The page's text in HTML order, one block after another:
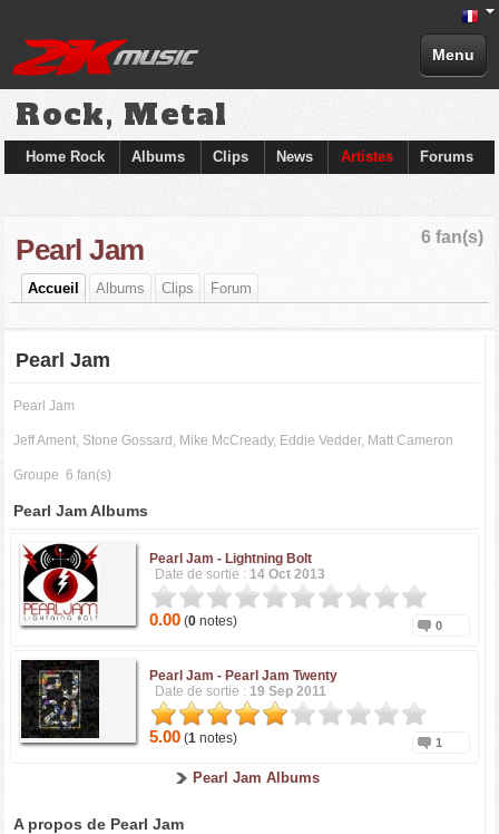
Menu
Rock, Metal
Home Rock Albums Clips News Artistes Forums
6 fan(s)
Pearl Jam
Accueil Albums Clips Forum
Pearl Jam
Pearl Jam
Jeff Ament, Stone Gossard, Mike McCready, Eddie Vedder, Matt Cameron
Groupe 6 fan(s)
Pearl Jam Albums
Pearl Jam - Lightning Bolt
Date de sortie : 14 Oct 2013
0.00 (0 notes) 0
Pearl Jam - Pearl Jam Twenty
Date de sortie : 19 Sep 2011
5.00 (1 notes) 1
Pearl Jam Albums
A propos de Pearl Jam